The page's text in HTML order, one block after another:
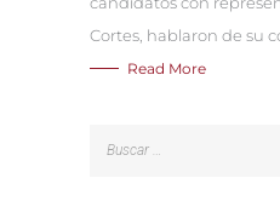
Cortes, hablaron de su
Read More